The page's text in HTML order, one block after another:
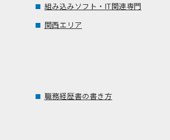
組み込みソフト・IT関連専門
関西エリア
職務経歴書の書き方